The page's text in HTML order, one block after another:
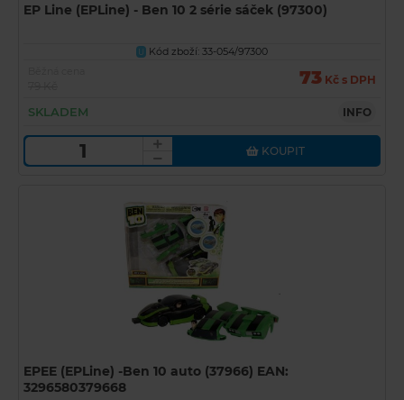
EP Line (EPLine) - Ben 10 2 série sáček (97300)
U
Kód zboží: 33-054/97300
73 Kč s DPH
SKLADEM INFO
KOUPIT
EPEE (EPLine) -Ben 10 auto (37966) EAN:
3296580379668